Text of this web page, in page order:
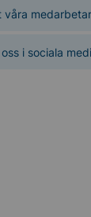
våra
oss i sociala